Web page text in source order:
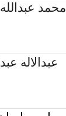
محمد
عبدالاله